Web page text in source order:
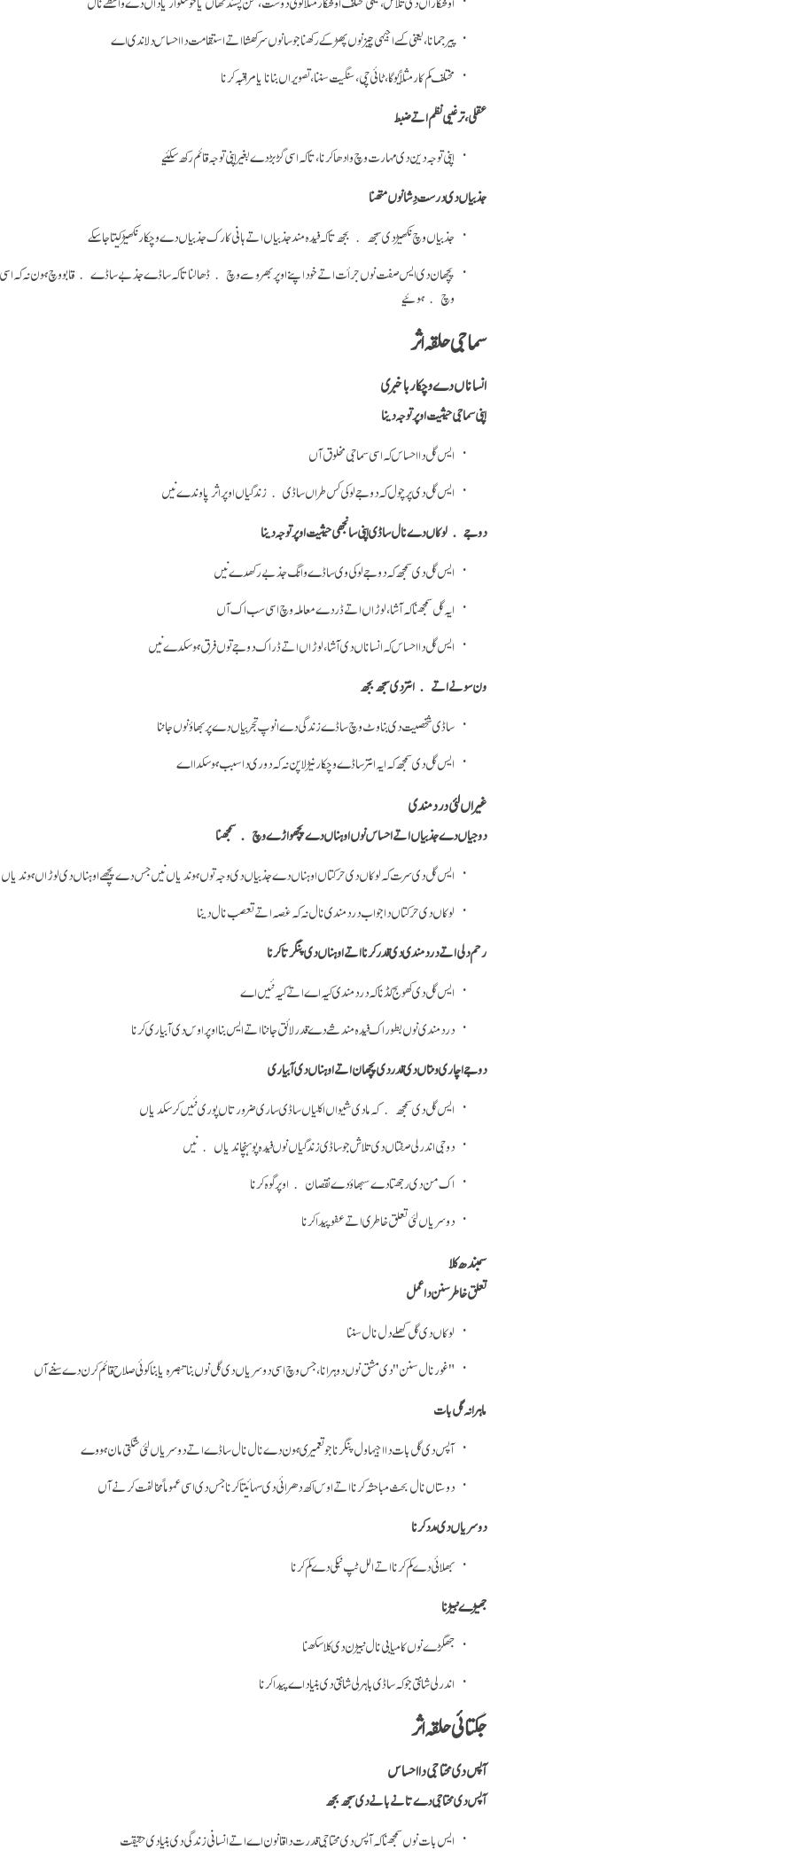
پیر جمانا، یعنی کسے اجیہی چیز نوں پھڑ کے رکھنا جو سانوں سرکھشا اتے استقامت دا احساس دلاندی اے
مختلف کم کار مثلاً یوگا، ٹائی چی، سنگیت سننا، تصویراں بنانا یا مراقبہ کرنا
عقلی، ترغیبی نظم اتے ضبط
اپنی توجہ دین دی مہارت وچ وادھا کرنا، تا کہ اسی گڑ بڑ دے بغیر اپنی توجہ قائم رکھ سکئیے
جذبیاں دی درست دِشا نوں متھنا
جذبیاں وچ نکھیڑ دی سجھ بجھ تا کہ فیدہ مند جذبیاں اتے ہانی کارک جذبیاں دے وچکار نکھیڑ کیتا جا سکے
پچھان دی ایس صفت نوں جرأت اتے خود اپنے اوپر بھروسے وچ ڈھالنا تا کہ ساڈے جذبے ساڈے قابو وچ ہون نہ کہ
وچ ہوئیے
سماجی حلقہ اثر
انساناں دے وچکار باخبری
اپنی سماجی حیثیت اوپر توجہ دینا
ایس گل دا احساس کہ اسی سماجی مخلوق آں
ایس گل دی پرچول کہ دوجے لوکی کس طراں ساڈی زندگیاں اوپر اثر پاوندے نیں
دوجے لوکاں دے نال ساڈی اپنی سانجھی حیثیت اوپر توجہ دینا
ایس گل دی سمجھ کہ دوجے لوکی وی ساڈے وانگ جذبے رکھدے نیں
ایہ گل سمجھنا کہ آشا، لوڑاں اتے ڈر دے معاملہ وچ اسی سب اک آں
ایس گل دا احساس کہ انساناں دی آشا، لوڑاں اتے ڈر اک دوجے توں فرق ہو سکدے نیں
ون سونے اتے انتر دی سجھ بجھ
ساڈی شخصیت دی بناوٹ وچ ساڈے زندگی دے انوپ تجربیاں دے پربھاؤ نوں جاننا
ایس گل دی سمجھ کہ ایہ انتر ساڈے وچکار نیڑلا پن نہ کہ دوری دا سبب ہو سکدا اے
غیراں لئی درد مندی
دوجیاں دے جذبیاں اتے احساس نوں اوہناں دے پچھواڑے وچ سمجھنا
ایس گل دی سرت کہ لوکاں دی حرکتاں اوہناں دے جذبیاں دی وجہ توں ہوندیاں نیں جس دے پچھے اوہناں دی لوڑاں
لوکاں دی حرکتاں دا جواب درد مندی نال نہ کہ غصہ اتے تعصب نال دینا
رحم دلی اتے درد مندی دی قدر کرنا اتے اوہناں دی پنگرتا کرنا
ایس گل دی کھوج کڈنا کہ درد مندی کیہ اے اتے کیہ نئیں اے
درد مندی نوں بطور اک فیدہ مند شے دے قدر لائق جاننا اتے ایس بنا اوپر اوس دی آبیاری کرنا
دوجے اچاری ونتاں دی قدر دی پچھان اتے اوہناں دی آبیاری
ایس گل دی سمجھ کہ مادی شیواں اکلیاں ساڈی ساری ضرورتاں پوری نئیں کر سکدیاں
دوجی اندرلی صفتاں دی تلاش جو ساڈی زندگیاں نوں فیدہ پوہنچاندیاں نیں
اک من دی رجھتا دے سبھاؤ دے نقصان اوپر گوہ کرنا
دوسریاں لئی تعلق خاطری اتے عفو پیدا کرنا
سمبندھ کلا
تعلق خاطر سنن دا عمل
لوکاں دی گل کھلے دل نال سننا
"غور نال سنن" دی مشق نوں دوہرانا، جس وچ اسی دوسریاں دی گل نوں بنا تبصرہ یا بنا کوئی صلاح قائم کرن دے سننے آں
ماہرانہ گل بات
آپس دی گل بات دا اجیہا ول پنگرنا جو تعمیری ہون دے نال نال ساڈے اتے دوسریاں لئی شکتی مان ہووے
دوستاں نال بحث مباحثہ کرنا اتے اوس اکھ دھرائی دی سہائیتا کرنا جس دی اسی عموماً مخالفت کرنے آں
دوسریاں دی مدد کرنا
بھلائی دے کم کرنا اتے الل ٹپ نیکی دے کم کرنا
جھیڑے نبیڑنا
جھگڑے نوں کامیابی نال نبیڑن دی کلا سکھنا
اندرلی شانتی جو کہ ساڈی باہرلی شانتی دی بنیاد اے پیدا کرنا
جگتائی حلقہ اثر
آپس دی محتاجی دا احساس
آپس دی محتاجی دے تانے بانے دی سجھ بجھ
ایس بات نوں سمجھنا کہ آپس دی محتاجی قدرت دا قانون اے اتے انسانی زندگی دی بنیادی حقیقت